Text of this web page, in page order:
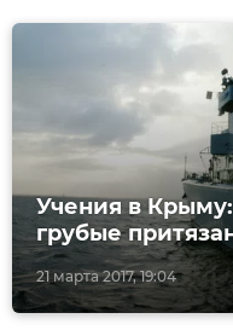
21 марта 2017, 19:04
Учения в
грубые